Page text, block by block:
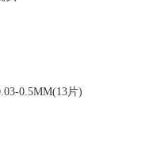
0.5MM(13片)